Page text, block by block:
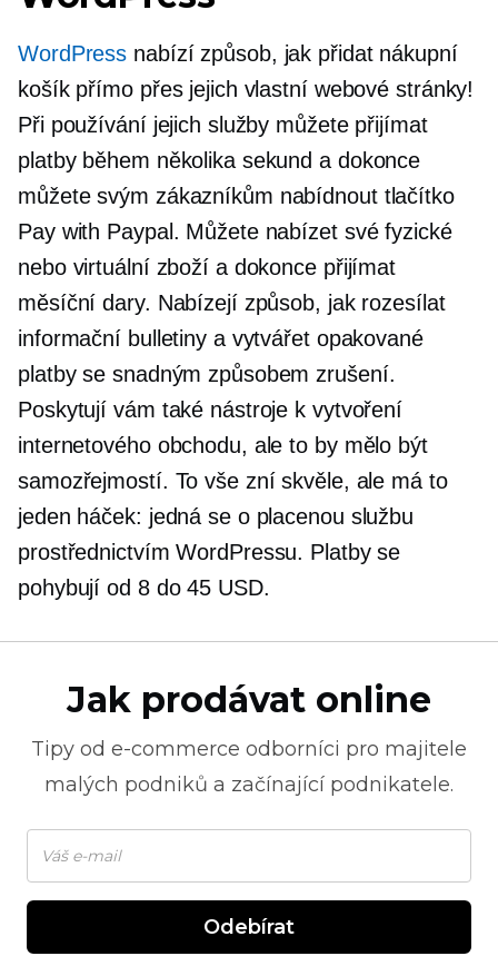
WordPress nabízí způsob, jak přidat nákupní
košík přímo přes jejich vlastní webové stránky!
Při používání jejich služby můžete přijímat
platby během několika sekund a dokonce
můžete svým zákazníkům nabídnout tlačítko
Pay with Paypal. Můžete nabízet své fyzické
nebo virtuální zboží a dokonce přijímat
měsíční dary. Nabízejí způsob, jak rozesílat
informační bulletiny a vytvářet opakované
platby se snadným způsobem zrušení.
Poskytují vám také nástroje k vytvoření
internetového obchodu, ale to by mělo být
samozřejmostí. To vše zní skvěle, ale má to
jeden háček: jedná se o placenou službu
prostřednictvím WordPressu. Platby se
pohybují od 8 do 45 USD.
Jak prodávat online
Tipy od e-commerce odborníci pro majitele
malých podniků a začínající podnikatele.
Odebírat